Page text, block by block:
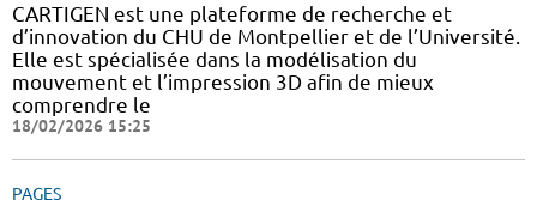
CARTIGEN est une plateforme de recherche et
d’innovation du CHU de Montpellier et de l’Université.
Elle est spécialisée dans la modélisation du
mouvement et l’impression 3D afin de mieux
comprendre le
18/02/2026 15:25
PAGES